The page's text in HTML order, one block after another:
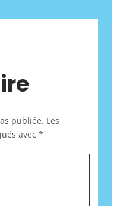
publiée. Les
avec *